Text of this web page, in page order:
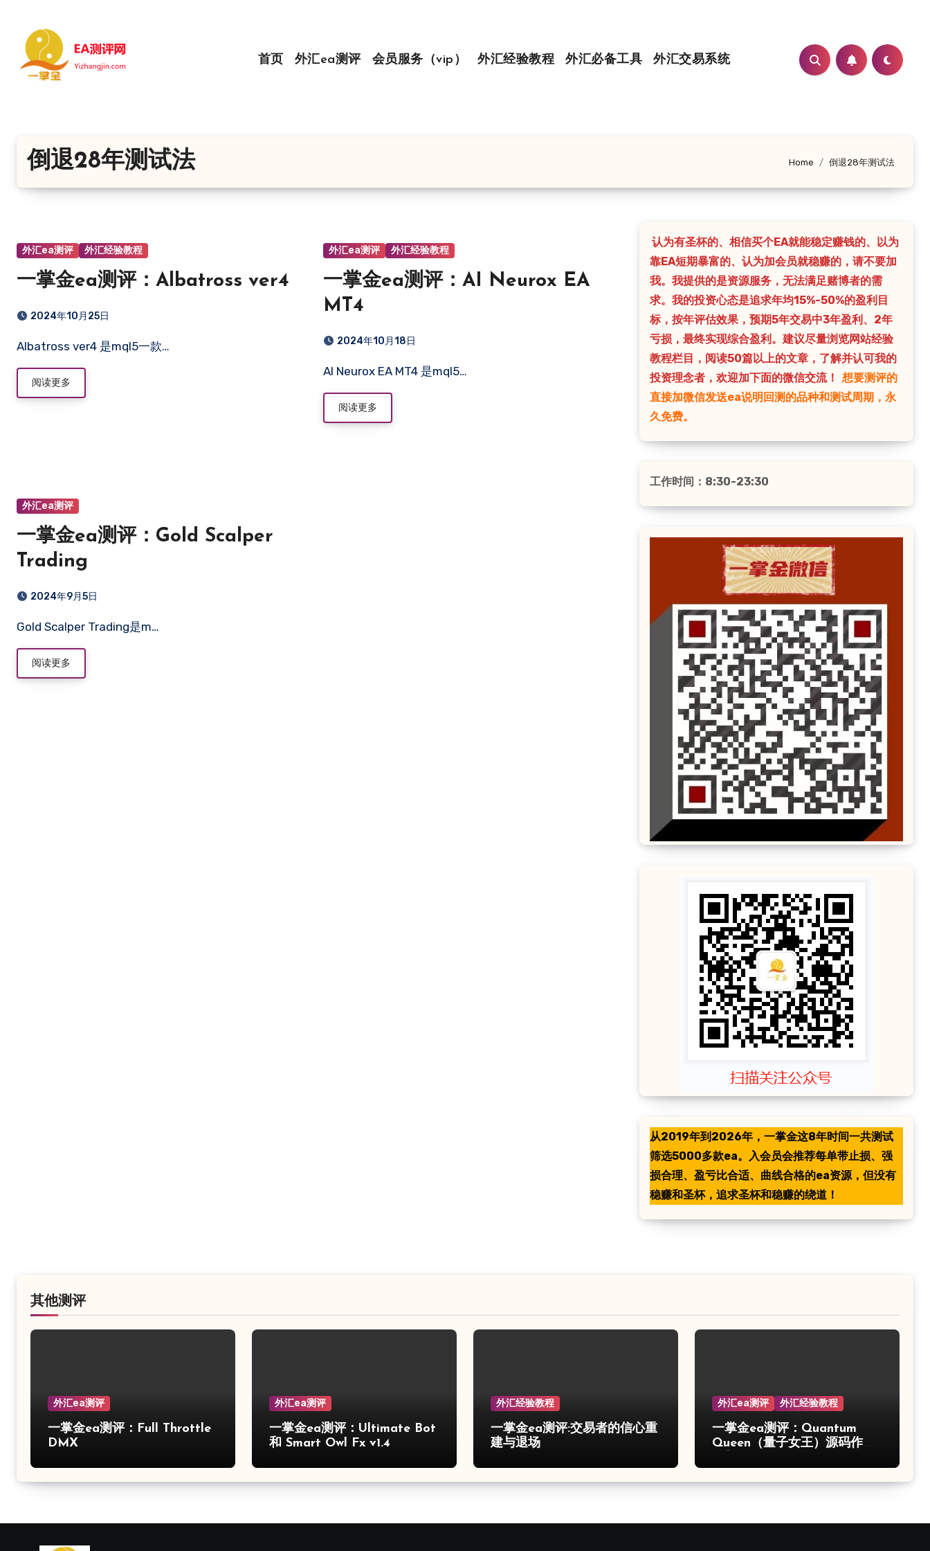
首页 外汇ea测评 会员服务（vip） 外汇经验教程 外汇必备工具 外汇交易系统
倒退28年测试法 Home 倒退28年测试法
外汇ea测评 外汇经验教程
一掌金ea测评：Albatross ver4
2024年10月25日
Albatross ver4 是mql5一款…
阅读更多
外汇ea测评 外汇经验教程
一掌金ea测评：AI Neurox EA
MT4
2024年10月18日
AI Neurox EA MT4 是mql5…
阅读更多
外汇ea测评
一掌金ea测评：Gold Scalper
Trading
2024年9月5日
Gold Scalper Trading是m…
阅读更多
认为有圣杯的、相信买个EA就能稳定赚钱的、以为
靠EA短期暴富的、认为加会员就稳赚的，请不要加
我。我提供的是资源服务，无法满足赌博者的需
求。我的投资心态是追求年均15%-50%的盈利目
标，按年评估效果，预期5年交易中3年盈利、2年
亏损，最终实现综合盈利。建议尽量浏览网站经验
教程栏目，阅读50篇以上的文章，了解并认可我的
投资理念者，欢迎加下面的微信交流！
想要测评的
直接加微信发送ea说明回测的品种和测试周期，永
久免费。
工作时间：8:30-23:30
从2019年到2026年，一掌金这8年时间一共测试
筛选5000多款ea。入会员会推荐每单带止损、强
损合理、盈亏比合适、曲线合格的ea资源，但没有
稳赚和圣杯，追求圣杯和稳赚的绕道！
其他测评
外汇ea测评
一掌金ea测评：Full Throttle
DMX
外汇ea测评
一掌金ea测评：Ultimate Bot
和 Smart Owl Fx v1.4
外汇经验教程
一掌金ea测评:交易者的信心重
建与退场
外汇ea测评 外汇经验教程
一掌金ea测评：Quantum
Queen（量子女王）源码作弊